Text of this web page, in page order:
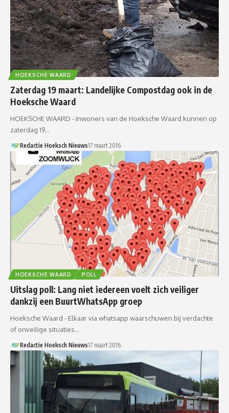
HOEKSCHE WAARD
Zaterdag 19 maart: Landelijke Compostdag ook in de
Hoeksche Waard
HOEKSCHE WAARD - Inwoners van de Hoeksche Waard kunnen op
zaterdag 19…
Redactie Hoeksch Nieuws17 maart 2016
HOEKSCHE WAARD POLL
Uitslag poll: Lang niet iedereen voelt zich veiliger
dankzij een BuurtWhatsApp groep
Hoeksche Waard - Elkaar via whatsapp waarschuwen bij verdachte
of onveilige situaties…
Redactie Hoeksch Nieuws17 maart 2016